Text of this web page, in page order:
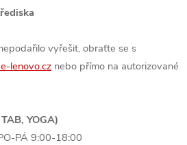
vyřešit, obraťte se s
lenovo.cz nebo přímo na autorizované
YOGA)
PÁ 9:00-18:00